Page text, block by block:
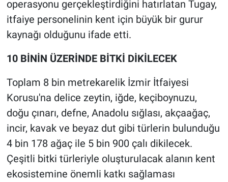
operasyonu gerçekleştirdiğini hatırlatan Tugay,
itfaiye personelinin kent için büyük bir gurur
kaynağı olduğunu ifade etti.
10 BİNİN ÜZERİNDE BİTKİ DİKİLECEK
Toplam 8 bin metrekarelik İzmir İtfaiyesi
Korusu'na delice zeytin, iğde, keçiboynuzu,
doğu çınarı, defne, Anadolu sığlası, akçaağaç,
incir, kavak ve beyaz dut gibi türlerin bulunduğu
4 bin 178 ağaç ile 5 bin 900 çalı dikilecek.
Çeşitli bitki türleriyle oluşturulacak alanın kent
ekosistemine önemli katkı sağlaması